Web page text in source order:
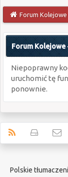
Forum
Forum Kolejowe
Niepoprawny
uruchomić tę
ponownie.
Polskie